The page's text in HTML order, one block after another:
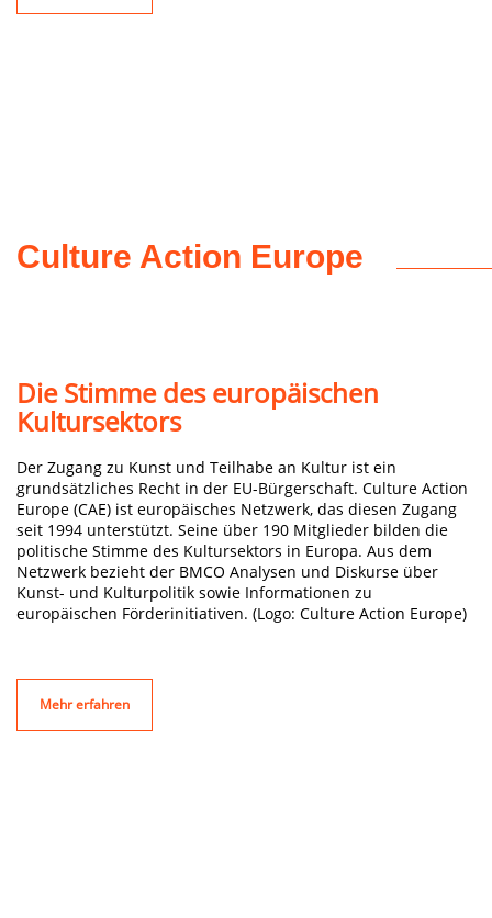
Culture Action Europe
Die Stimme des europäischen
Kultursektors
Der Zugang zu Kunst und Teilhabe an Kultur ist ein
grundsätzliches Recht in der EU-Bürgerschaft. Culture Action
Europe (CAE) ist europäisches Netzwerk, das diesen Zugang
seit 1994 unterstützt. Seine über 190 Mitglieder bilden die
politische Stimme des Kultursektors in Europa. Aus dem
Netzwerk bezieht der BMCO Analysen und Diskurse über
Kunst- und Kulturpolitik sowie Informationen zu
europäischen Förderinitiativen. (Logo: Culture Action Europe)
Mehr erfahren